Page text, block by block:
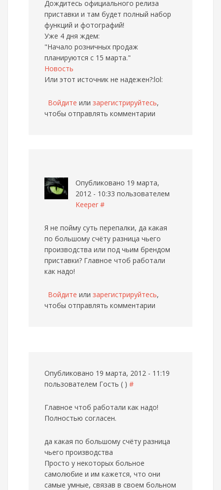
Дождитесь официального релиза
приставки и там будет полный набор
функций и фотографий!
Уже 4 дня ждем:
"Начало розничных продаж
планируются с 15 марта."
Новость
Или этот источник не надежен?:lol:
Войдите или зарегистрируйтесь,
чтобы отправлять комментарии
Опубликовано 19 марта,
2012 - 10:33 пользователем
Keeper #
Я не пойму суть перепалки, да какая
по большому счёту разница чьего
производства или под чьим брендом
приставки? Главное чтоб работали
как надо!
Войдите или зарегистрируйтесь,
чтобы отправлять комментарии
Опубликовано 19 марта, 2012 - 11:19
пользователем Гость ( ) #
Главное чтоб работали как надо!
Полностью согласен.
да какая по большому счёту разница
чьего производства
Просто у некоторых больное
самолюбие и им кажется, что они
самые умные, связав в своем больном